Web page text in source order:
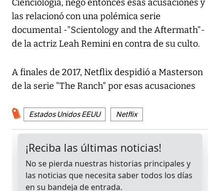
Cienciología, negó entonces esas acusaciones y
las relacionó con una polémica serie
documental -"Scientology and the Aftermath"-
de la actriz Leah Remini en contra de su culto.
A finales de 2017, Netflix despidió a Masterson
de la serie "The Ranch" por esas acusaciones
Estados Unidos EEUU Netflix